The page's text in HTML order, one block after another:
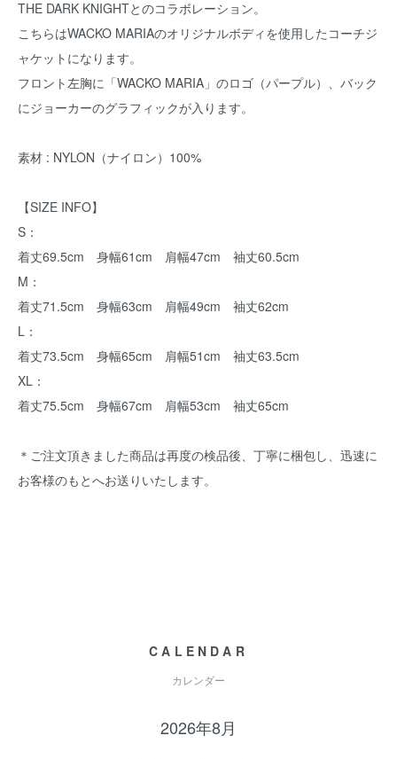
THE DARK KNIGHTとのコラボレーション。
こちらはWACKO MARIAのオリジナルボディを使用したコーチジ
ャケットになります。
フロント左胸に「WACKO MARIA」のロゴ（パープル）、バック
にジョーカーのグラフィックが入ります。
素材 : NYLON（ナイロン）100%
【SIZE INFO】
S：
着丈69.5cm 身幅61cm 肩幅47cm 袖丈60.5cm
M：
着丈71.5cm 身幅63cm 肩幅49cm 袖丈62cm
L：
着丈73.5cm 身幅65cm 肩幅51cm 袖丈63.5cm
XL：
着丈75.5cm 身幅67cm 肩幅53cm 袖丈65cm
＊ご注文頂きました商品は再度の検品後、丁寧に梱包し、迅速に
お客様のもとへお送りいたします。
CALENDAR
カレンダー
2026年8月